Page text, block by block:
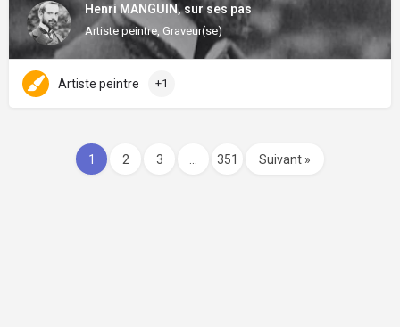
Henri MANGUIN, sur ses pas
Artiste peintre, Graveur(se)
Artiste peintre +1
1 2 3 351 Suivant »